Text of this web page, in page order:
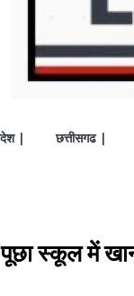
| छत्तीसगढ |
स्कूल में